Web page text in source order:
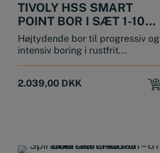
TIVOLY HSS SMART
POINT BOR I SÆT 1-10
MM
Højtydende bor til progressiv og
intensiv boring i rustfrit...
2.039,00 DKK